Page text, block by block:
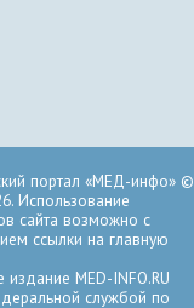
портал «МЕД-инфо» ©
Использование
сайта возможно с
ссылки на главную
издание MED-INFO.RU
службой по